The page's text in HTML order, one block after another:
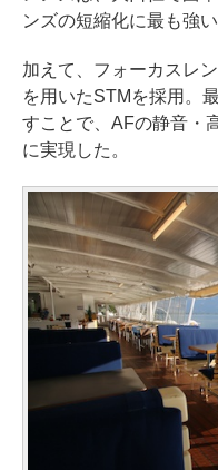
ンズの短縮化に最も強
加えて、フォーカスレ
を用いたSTMを採用。
すことで、AFの静音・
に実現した。